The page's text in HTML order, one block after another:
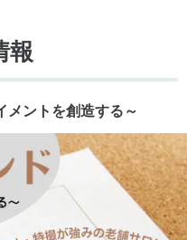
報
ントを創造する～